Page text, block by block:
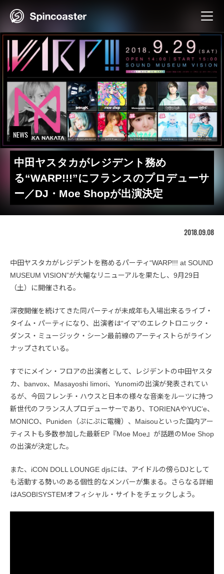
NEWS
中田ヤスタカがレジデント務め
る“WARP!!!”にフランスのプロデューサ
ー／DJ・Moe Shopが出演決定
2018.09.08
中田ヤスタカがレジデントを務めるパーティ“WARP!!! at SOUND
MUSEUM VISION”が大幅なリニューアルを果たし、9月29日
（土）に開催される。
深夜開催を続けてきた同パーティが未成年も入場出来るライブ・
タイム・パーティになり、出演者は“イマ”のエレクトロニック・
ダンス・ミュージック・シーン最前線のアーティストらがライン
ナップされている。
すでにメイン・フロアの出演者として、レジデントの中田ヤスタ
カ、banvox、Masayoshi Iimori、Yunomiの出演が発表されてい
るが、今回フレンチ・ハウスと日本の様々な音楽をルーツに持つ
新世代のフランス人プロデューサーであり、TORIENAやYUC’e、
MONICO、Puniden（ぷにぷに電機）、Maisouといった国内アー
ティストも多数参加した最新EP『Moe Moe』が話題のMoe Shop
の出演が決定した。
また、iCON DOLL LOUNGE djsには、アイドルの傍らDJとして
も活動する勢いのある個性的なメンバーが集まる。さらなる詳細
はASOBISYSTEMオフィシャル・サイトをチェックしよう。